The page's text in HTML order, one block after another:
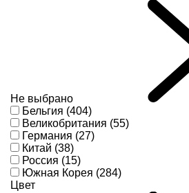
Не выбрано
Бельгия (404)
Великобритания (55)
Германия (27)
Китай (38)
Россия (15)
Южная Корея (284)
Цвет